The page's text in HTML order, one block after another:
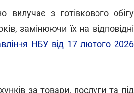
вилучає з готівкового обігу
замінюючи їх на відповідні
НБУ від 17 лютого 2026
за товари, послуги та під